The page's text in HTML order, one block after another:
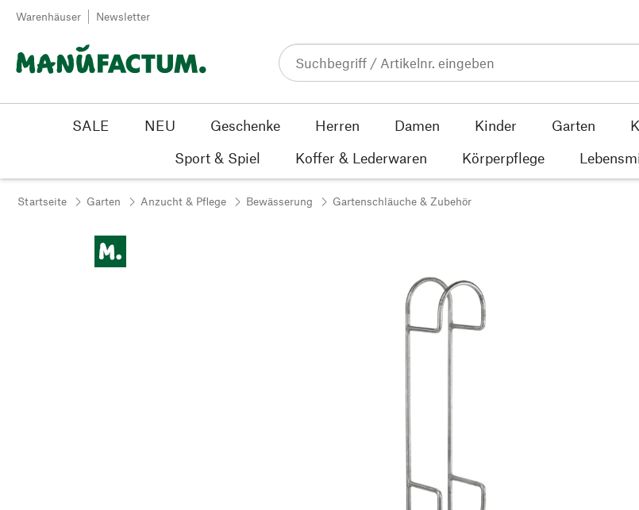
Zum Inhalt springen
Warenhäuser Newsletter
SALE NEU Geschenke Herren Damen Kinder Garten
Sport & Spiel
Koffer & Lederwaren Körperpflege
Startseite Garten Anzucht & Pflege Bewässerung Gartenschläuche & Zubehör